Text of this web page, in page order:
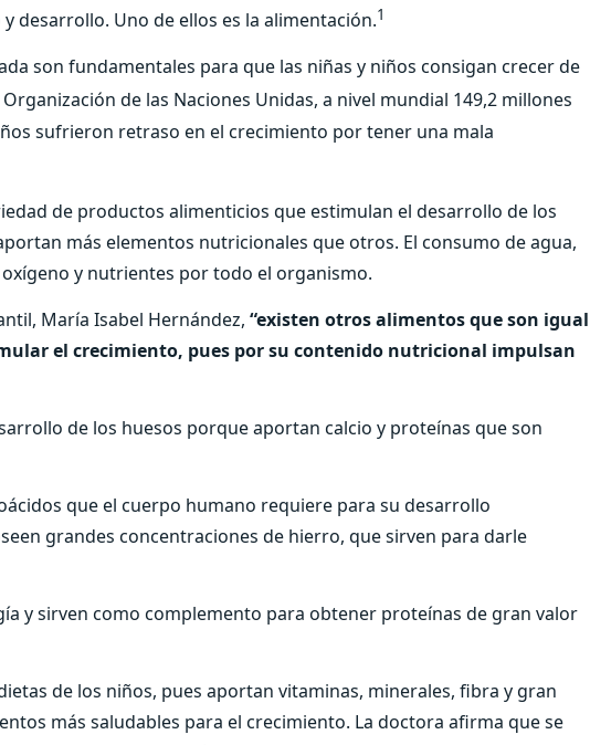
desarrollo. Uno de ellos es la alimentación.1
son fundamentales para que las niñas y niños consigan crecer de
de las Naciones Unidas, a nivel mundial 149,2 millones
sufrieron retraso en el crecimiento por tener una mala
de productos alimenticios que estimulan el desarrollo de los
más elementos nutricionales que otros. El consumo de agua,
y nutrientes por todo el organismo.
María Isabel Hernández, “existen otros alimentos que son igual
el crecimiento, pues por su contenido nutricional impulsan
de los huesos porque aportan calcio y proteínas que son
que el cuerpo humano requiere para su desarrollo
grandes concentraciones de hierro, que sirven para darle
y sirven como complemento para obtener proteínas de gran valor
de los niños, pues aportan vitaminas, minerales, fibra y gran
más saludables para el crecimiento. La doctora afirma que se